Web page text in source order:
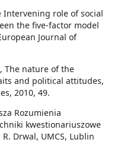
Intervening role of social
the five-factor model
Journal of
The nature of the
and political attitudes,
2010, 49.
Rozumienia
kwestionariuszowe
Drwal, UMCS, Lublin